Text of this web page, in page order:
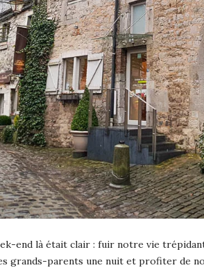
end là était clair : fuir notre vie
grands-parents une nuit et profiter de